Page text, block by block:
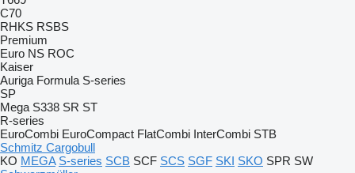
C70
RHKS RSBS
Premium
Euro NS ROC
Kaiser
Auriga Formula S-series
SP
Mega S338 SR ST
R-series
EuroCombi EuroCompact FlatCombi InterCombi STB
Schmitz Cargobull
KO MEGA S-series SCB SCF SCS SGF SKI SKO SPR SW